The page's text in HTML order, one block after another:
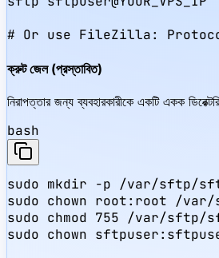
# Or use FileZilla:
ক্রুট জেল (প্রস্তাবিত)
নিরাপত্তার জন্য ব্যবহারকারীকে একটি একক
bash
sudo mkdir -p /var/sftp/
sudo chown root:root /
sudo chmod 755 /var/sftp/
sudo chown